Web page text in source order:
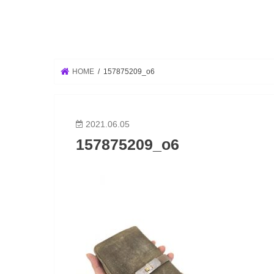
HOME 157875209_o6
2021.06.05
157875209_o6